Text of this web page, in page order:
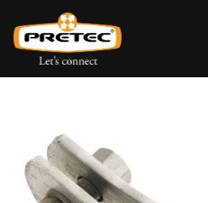
Siirry
suoraan